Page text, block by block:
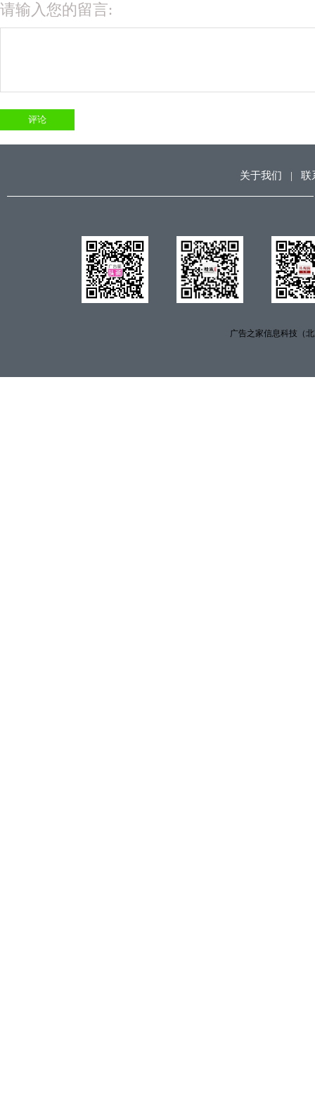
请输入您的留言:
关于我们 | 联
广告之家信息科技（